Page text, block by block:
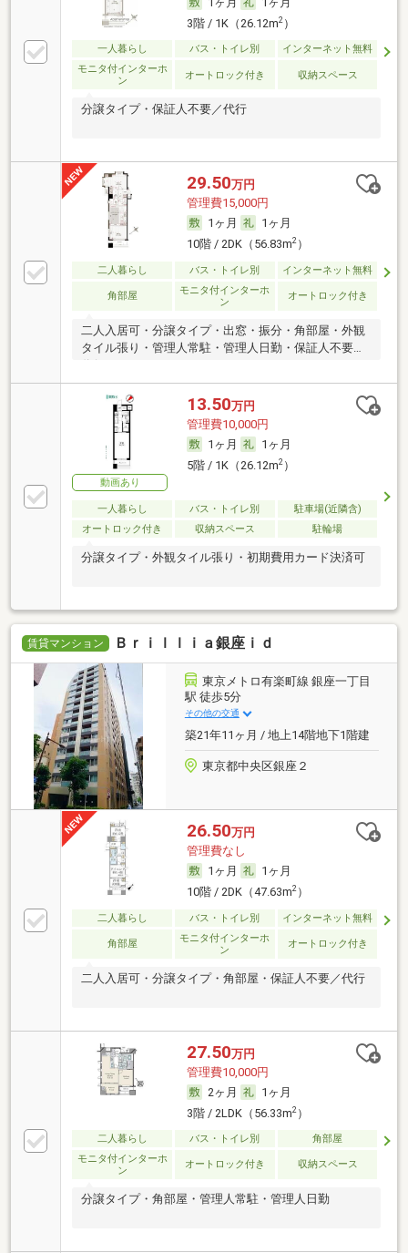
3階 / 1K（26.12m2）
一人暮らし バス・トイレ別
インターネット無料
モニタ付インターホ
ン
オートロック付き 収納スペース
分譲タイプ・保証人不要／代行
29.50万円
管理費15,000円
1ヶ月
1ヶ月
10階 / 2DK（56.83m2）
二人暮らし バス・トイレ別 インターネット無料
角部屋
モニタ付インターホ
ン
オートロック付き
二人入居可・分譲タイプ・出窓・振分・角部屋・外観
タイル張り・管理人常駐・管理人日勤・保証人不要／
代行
動画あり
13.50万円
管理費10,000円
1ヶ月
1ヶ月
5階 / 1K（26.12m2）
一人暮らし バス・トイレ別
駐車場(近隣含)
オートロック付き
収納スペース 駐輪場
分譲タイプ・外観タイル張り・初期費用カード決済可
賃貸マンション Ｂｒｉｌｌｉａ銀座ｉｄ
東京メトロ有楽町線 銀座一丁目
駅 徒歩5分
その他の交通
築21年11ヶ月 / 地上14階地下1階建
東京都中央区銀座２
26.50万円
管理費なし
1ヶ月
1ヶ月
10階 / 2DK（47.63m2）
二人暮らし バス・トイレ別 インターネット無料
角部屋
モニタ付インターホ
ン
オートロック付き
二人入居可・分譲タイプ・角部屋・保証人不要／代行
27.50万円
管理費10,000円
2ヶ月
1ヶ月
3階 / 2LDK（56.33m2）
二人暮らし バス・トイレ別
角部屋
モニタ付インターホ
ン
オートロック付き 収納スペース
分譲タイプ・角部屋・管理人常駐・管理人日勤